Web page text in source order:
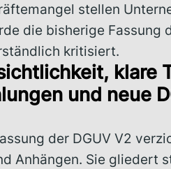
stellen
die bisherige Fassung
kritisiert.
klare
und neue
der DGUV V2
Anhängen. Sie gliedert